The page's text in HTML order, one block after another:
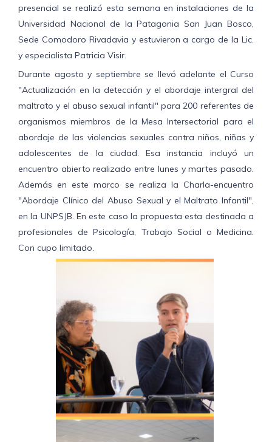
presencial se realizó esta semana en instalaciones de la
Universidad Nacional de la Patagonia San Juan Bosco,
Sede Comodoro Rivadavia y estuvieron a cargo de la Lic.
y especialista Patricia Visir.
Durante agosto y septiembre se llevó adelante el Curso
"Actualización en la detección y el abordaje intergral del
maltrato y el abuso sexual infantil" para 200 referentes de
organismos miembros de la Mesa Intersectorial para el
abordaje de las violencias sexuales contra niños, niñas y
adolescentes de la ciudad. Esa instancia incluyó un
encuentro abierto realizado entre lunes y martes pasado.
Además en este marco se realiza la Charla-encuentro
"Abordaje Clínico del Abuso Sexual y el Maltrato Infantil",
en la UNPSJB. En este caso la propuesta esta destinada a
profesionales de Psicología, Trabajo Social o Medicina.
Con cupo limitado.